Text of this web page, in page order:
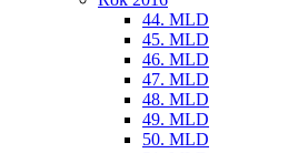
44. MLD
45. MLD
46. MLD
47. MLD
48. MLD
49. MLD
50. MLD